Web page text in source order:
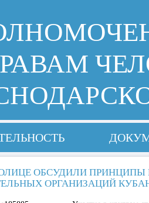
ОБСУДИЛИ ПРИНЦИПЫ
ОРГАНИЗАЦИЙ